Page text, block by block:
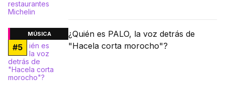
MÚSICA
#5
¿Quién es PALO, la voz detrás de
"Hacela corta morocho"?